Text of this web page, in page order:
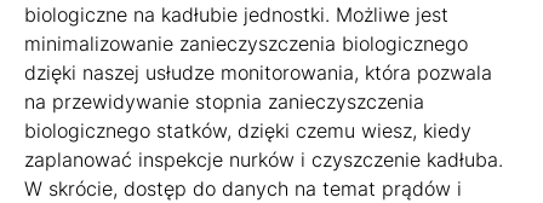
biologiczne na kadłubie jednostki. Możliwe jest
minimalizowanie zanieczyszczenia biologicznego
dzięki naszej usłudze monitorowania, która pozwala
na przewidywanie stopnia zanieczyszczenia
biologicznego statków, dzięki czemu wiesz, kiedy
zaplanować inspekcje nurków i czyszczenie kadłuba.
W skrócie, dostęp do danych na temat prądów i